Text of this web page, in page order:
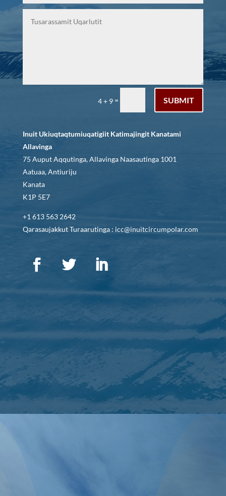
4 + 9 = SUBMIT
Inuit Ukiuqtaqtumiuqatigiit Katimajingit Kanatami
Allavinga
75 Auput Aqqutinga, Allavinga Naasautinga 1001
Aatuaa, Antiuriju
Kanata
K1P 5E7
+1 613 563 2642
Qarasaujakkut Turaarutinga : icc@inuitcircumpolar.com